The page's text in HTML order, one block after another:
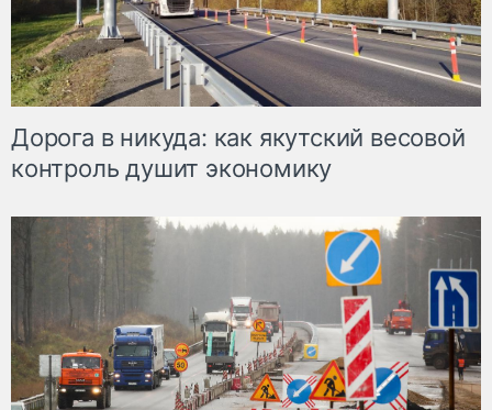
Дорога в никуда: как якутский весовой
контроль душит экономику